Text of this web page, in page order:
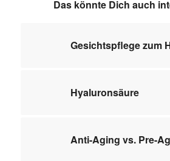
Das könnte Dich auch
Gesichtspflege zum
Hyaluronsäure
Anti-Aging vs. Pre-